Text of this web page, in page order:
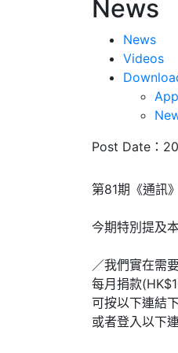
News
News
Videos
Post Date：
第81期《通訊
今期特別提及
／我們實在需
每月捐款
可按以下連結
或者登入以下